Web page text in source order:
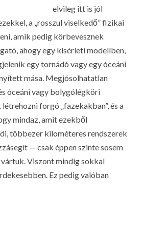
elvileg itt is jól
a „rosszul viselkedő” fizikai
amik pedig körbevesznek
ahogy egy kísérleti modellben,
egy tornádó vagy egy óceáni
mása. Megjósolhatatlan
óceáni vagy bolygólégköri
forgó „fazekakban”, és a
mindaz, amit ezekből
többezer kilométeres rendszerek
— csak éppen szinte sosem
vártuk. Viszont mindig sokkal
Ez pedig valóban